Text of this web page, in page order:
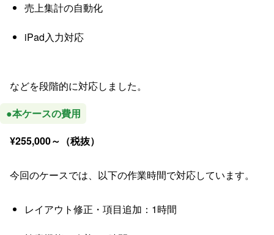
売上集計の自動化
iPad入力対応
などを段階的に対応しました。
●本ケースの費用
¥255,000～（税抜）
今回のケースでは、以下の作業時間で対応しています。
レイアウト修正・項目追加：1時間